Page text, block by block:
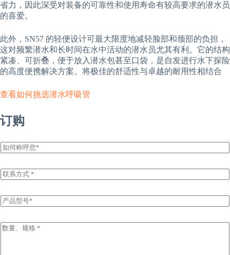
省力，因此深受对装备的可靠性和使用寿命有较高要求的潜水员
的喜爱。
此外，SN57 的轻便设计可最大限度地减轻脸部和颈部的负担，
这对频繁潜水和长时间在水中活动的潜水员尤其有利。它的结构
紧凑、可折叠，便于放入潜水包甚至口袋，是自发进行水下探险
的高度便携解决方案。将极佳的舒适性与卓越的耐用性相结合
查看如何挑选潜水呼吸管
订购
姓
名
E
m
i
l
P
r
d
u
I